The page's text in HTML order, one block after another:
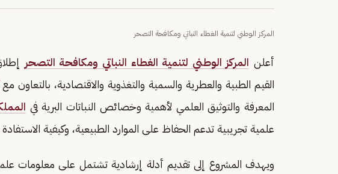
المركز الوطني لتنمية الغطاء النباتي ومكافحة التصحر
أعلن المركز الوطني لتنمية الغطاء النباتي ومكافحة التصحر
القيم الطبية والعطرية والسمية والتغذوية والاقتصادية، بالتعاون
المعرفة والتوثيق العلمي لأهمية وخصائص النباتات البرية في
علمية تجريبية تدعم الحفاظ على الموارد الطبيعية، وكيفية
ويهدف المشروع إلى تقديم أدلة إرشادية تشتمل على معلومات